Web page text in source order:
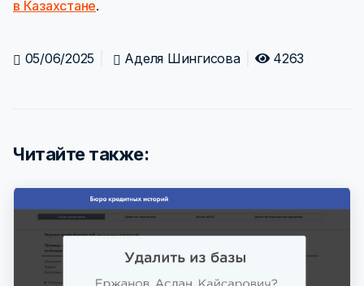
в Казахстане.
05/06/2025 Аделя Шингисова 4263
Читайте также: